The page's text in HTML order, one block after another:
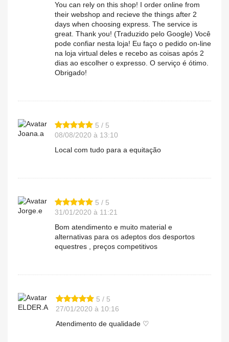
You can rely on this shop! I order online from
their webshop and recieve the things after 2
days when choosing express. The service is
great. Thank you! (Traduzido pelo Google) Você
pode confiar nesta loja! Eu faço o pedido on-line
na loja virtual deles e recebo as coisas após 2
dias ao escolher o expresso. O serviço é ótimo.
Obrigado!
Joana.a
5 / 5
08/08/2020 à 13:10
Local com tudo para a equitação
Jorge.e
5 / 5
31/01/2020 à 11:21
Bom atendimento e muito material e
alternativas para os adeptos dos desportos
equestres , preços competitivos
ELDER.A
5 / 5
27/01/2020 à 10:16
Atendimento de qualidade ♡